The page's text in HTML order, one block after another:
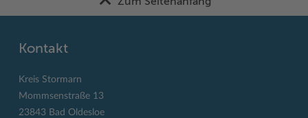
Zum Seitenanfang
Kontakt
Kreis Stormarn
Mommsenstraße 13
23843 Bad Oldesloe